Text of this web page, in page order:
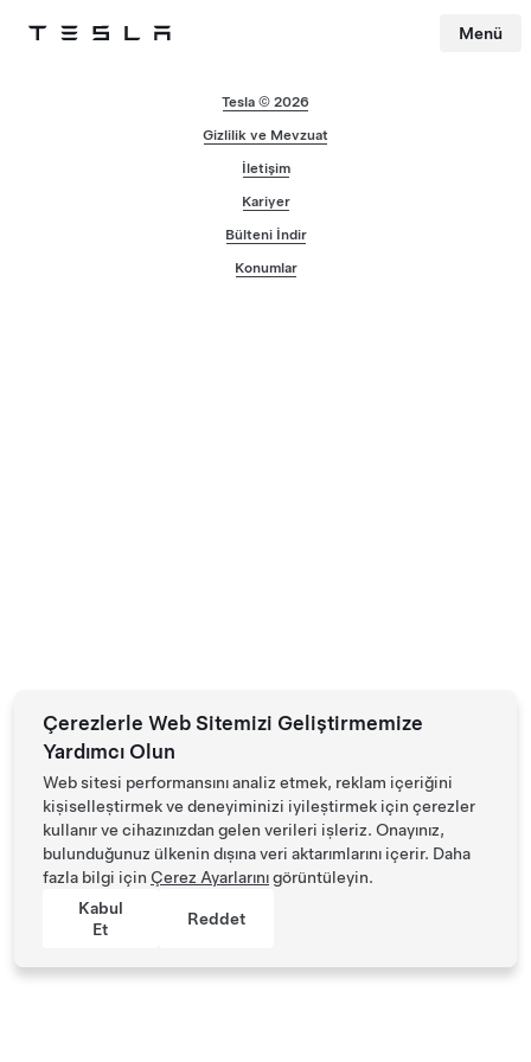
Tesla Menü
Tesla © 2026
Gizlilik ve Mevzuat
İletişim
Kariyer
Bülteni İndir
Konumlar
Çerezlerle Web Sitemizi Geliştirmemize
Yardımcı Olun
Web sitesi performansını analiz etmek, reklam içeriğini
kişiselleştirmek ve deneyiminizi iyileştirmek için çerezler
kullanır ve cihazınızdan gelen verileri işleriz. Onayınız,
bulunduğunuz ülkenin dışına veri aktarımlarını içerir. Daha
fazla bilgi için Çerez Ayarlarınıgörüntüleyin.
Kabul
Et
Reddet